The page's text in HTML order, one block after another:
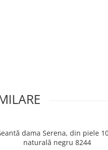
dama Serena, din piele
naturală negru 8244